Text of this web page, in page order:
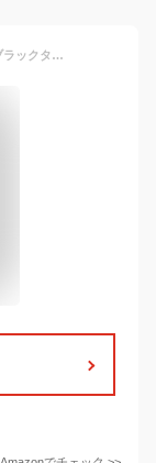
キャンメイク クイックラッシュカーラー BKブラックタイプ マスカラ下地 トップコート カールキープ 3.4グラム (x 1)